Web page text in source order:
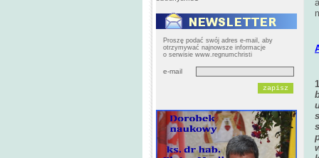
Proszę podać swój adres e-mail, aby
otrzymywać najnowsze informacje
o serwisie www.regnumchristi
e-mail